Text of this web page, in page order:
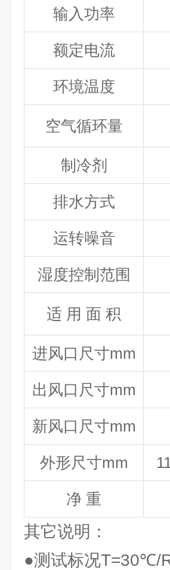
输入功率
额定电流
环境温度
空气循环量
制冷剂
排水方式
运转噪音
湿度控制范围
适 用 面 积
进风口尺寸mm
出风口尺寸mm
新风口尺寸mm
外形尺寸mm
净 重
其它说明：
●测试标况T=30℃/